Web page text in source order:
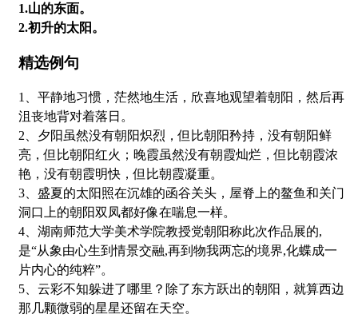
1.山的东面。
2.初升的太阳。
精选例句
1、平静地习惯，茫然地生活，欣喜地观望着朝阳，然后再
沮丧地背对着落日。
2、夕阳虽然没有朝阳炽烈，但比朝阳矜持，没有朝阳鲜
亮，但比朝阳红火；晚霞虽然没有朝霞灿烂，但比朝霞浓
艳，没有朝霞明快，但比朝霞凝重。
3、盛夏的太阳照在沉雄的函谷关头，屋脊上的鳌鱼和关门
洞口上的朝阳双凤都好像在喘息一样。
4、湖南师范大学美术学院教授党朝阳称此次作品展的,
是“从象由心生到情景交融,再到物我两忘的境界,化蝶成一
片内心的纯粹”。
5、云彩不知躲进了哪里？除了东方跃出的朝阳，就算西边
那几颗微弱的星星还留在天空。